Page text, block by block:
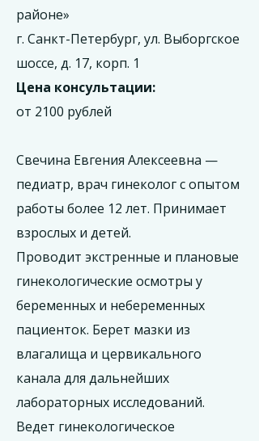
районе»
г. Санкт-Петербург, ул. Выборгское
шоссе, д. 17, корп. 1
Цена консультации:
от 2100 рублей
Свечина Евгения Алексеевна —
педиатр, врач гинеколог с опытом
работы более 12 лет. Принимает
взрослых и детей.
Проводит экстренные и плановые
гинекологические осмотры у
беременных и небеременных
пациенток. Берет мазки из
влагалища и цервикального
канала для дальнейших
лабораторных исследований.
Ведет гинекологическое